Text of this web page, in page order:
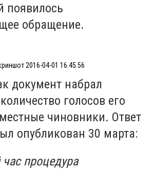
появилось
обращение.
2016-04-01 16.45.56
документ набрал
голосов его
чиновники. Ответ
опубликован 30 марта:
час процедура